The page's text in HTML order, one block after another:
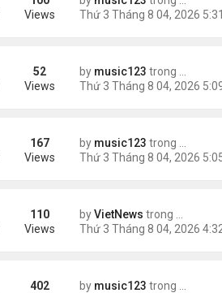
Views
by music123 trong
52
Views
by music123 trong
167
Views
byVietNews trong
110
Views
by music123 trong
402